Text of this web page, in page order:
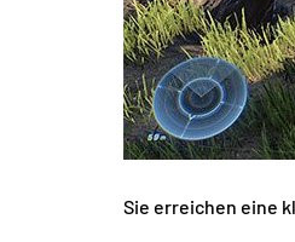
Sie erreichen eine